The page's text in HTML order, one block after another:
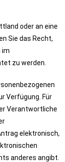
oder an eine
Sie das Recht,
im
zu werden.
Verfügung. Für
Verantwortliche
elektronisch,
anderes angibt.